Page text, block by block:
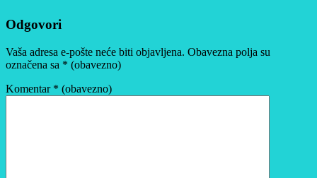
Odgovori
Vaša adresa e-pošte neće biti objavljena. Obavezna polja su
označena sa * (obavezno)
Komentar * (obavezno)